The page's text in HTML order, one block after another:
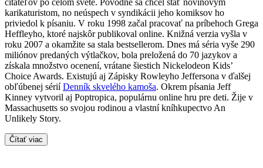
čitateľov po celom svete. Pôvodne sa chcel stať novinovým
karikaturistom, no neúspech v syndikácii jeho komiksov ho
priviedol k písaniu. V roku 1998 začal pracovať na príbehoch Grega
Heffleyho, ktoré najskôr publikoval online. Knižná verzia vyšla v
roku 2007 a okamžite sa stala bestsellerom. Dnes má séria vyše 290
miliónov predaných výtlačkov, bola preložená do 70 jazykov a
získala množstvo ocenení, vrátane šiestich Nickelodeon Kids’
Choice Awards. Existujú aj Zápisky Rowleyho Jeffersona v ďalšej
obľúbenej sériíDenník skvelého kamoša. Okrem písania Jeff
Kinney vytvoril aj Poptropica, populárnu online hru pre deti. Žije v
Massachusetts so svojou rodinou a vlastní kníhkupectvo An
Unlikely Story.
Čítať viac